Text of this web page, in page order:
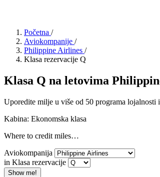
Početna /
Aviokompanije /
Philippine Airlines /
Klasa rezervacije Q
Klasa Q na letovima
Uporedite milje u više od 50 programa lojalnosti
Kabina: Ekonomska klasa
Where to credit miles…
Aviokompanija
in Klasa rezervacije
Show me!